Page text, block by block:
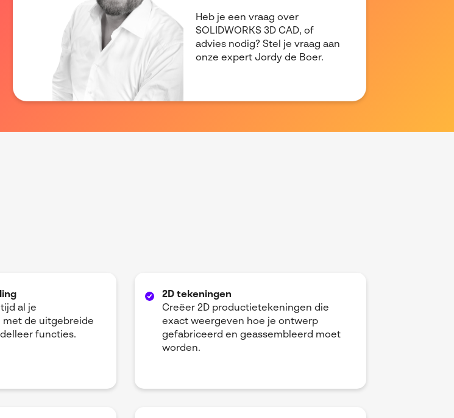
Heb je een vraag over
SOLIDWORKS 3D CAD, of
advies nodig? Stel je vraag aan
onze expert Jordy de Boer.
al je
de uitgebreide
functies.
2D tekeningen
Creëer 2D productietekeningen die
exact weergeven hoe je ontwerp
gefabriceerd en geassembleerd moet
worden.